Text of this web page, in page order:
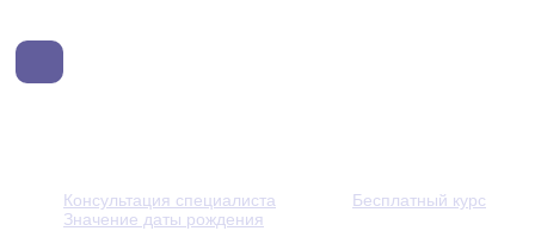
Консультация специалиста
Бесплатный курс
Значение даты рождения